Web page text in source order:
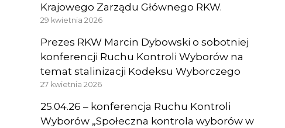
Krajowego Zarządu Głównego RKW.
29 kwietnia 2026
Prezes RKW Marcin Dybowski o sobotniej
konferencji Ruchu Kontroli Wyborów na
temat stalinizacji Kodeksu Wyborczego
27 kwietnia 2026
25.04.26 – konferencja Ruchu Kontroli
Wyborów „Społeczna kontrola wyborów w